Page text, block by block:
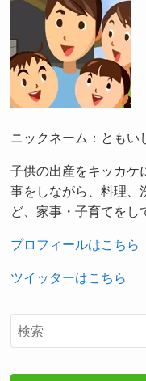
ニックネーム：ともいし
子供の出産をキッカケ
事をしながら、料理、
ど、家事・子育てをし
プロフィールはこちら
ツイッターはこちら